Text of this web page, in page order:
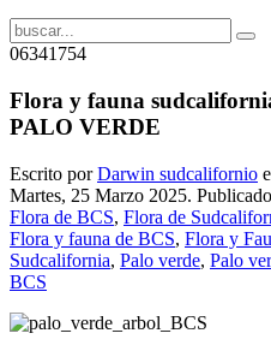
06341754
Flora y fauna
PALO VERDE
Escrito porDarwin sudcalifornio
Martes, 25 Marzo 2025.
Flora de BCS, Flora de
Flora y fauna de BCS, Flora y
Sudcalifornia, Palo verde, Palo
BCS